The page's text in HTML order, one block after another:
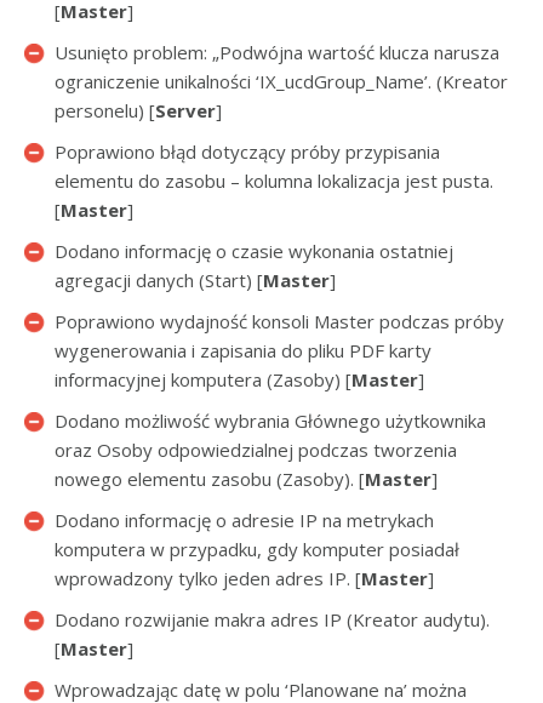
[Master]
Usunięto problem: „Podwójna wartość klucza narusza
ograniczenie unikalności ‘IX_ucdGroup_Name’. (Kreator
personelu) [Server]
Poprawiono błąd dotyczący próby przypisania
elementu do zasobu – kolumna lokalizacja jest pusta.
[Master]
Dodano informację o czasie wykonania ostatniej
agregacji danych (Start) [Master]
Poprawiono wydajność konsoli Master podczas próby
wygenerowania i zapisania do pliku PDF karty
informacyjnej komputera (Zasoby) [Master]
Dodano możliwość wybrania Głównego użytkownika
oraz Osoby odpowiedzialnej podczas tworzenia
nowego elementu zasobu (Zasoby). [Master]
Dodano informację o adresie IP na metrykach
komputera w przypadku, gdy komputer posiadał
wprowadzony tylko jeden adres IP. [Master]
Dodano rozwijanie makra adres IP (Kreator audytu).
[Master]
Wprowadzając datę w polu ‘Planowane na’ można